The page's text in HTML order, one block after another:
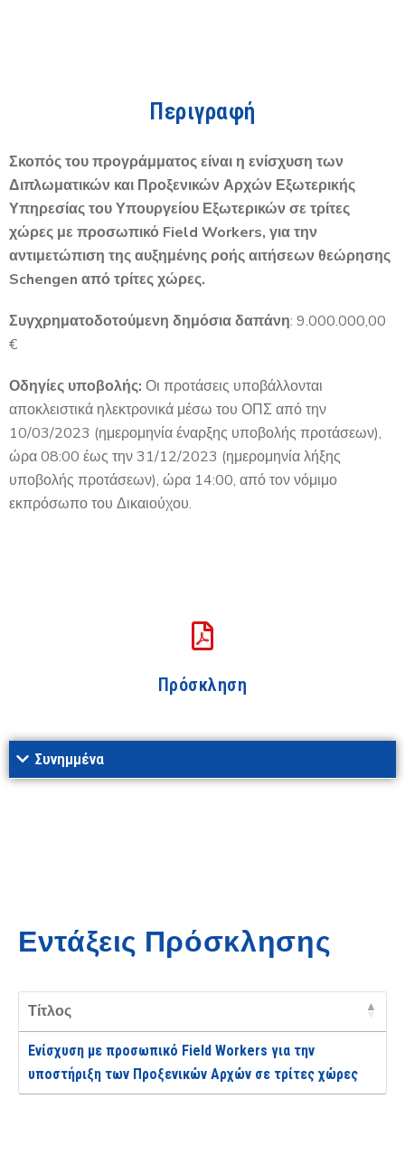
Περιγραφή
Σκοπός του προγράμματος είναι η ενίσχυση των
Διπλωματικών και Προξενικών Αρχών Εξωτερικής
Υπηρεσίας του Υπουργείου Εξωτερικών σε τρίτες
χώρες με προσωπικό Field Workers, για την
αντιμετώπιση της αυξημένης ροής αιτήσεων θεώρησης
Schengen από τρίτες χώρες.
Συγχρηματοδοτούμενη δημόσια δαπάνη: 9.000.000,00
€
Οδηγίες υποβολής: Οι προτάσεις υποβάλλονται
αποκλειστικά ηλεκτρονικά μέσω του ΟΠΣ από την
10/03/2023 (ημερομηνία έναρξης υποβολής προτάσεων),
ώρα 08:00 έως την 31/12/2023 (ημερομηνία λήξης
υποβολής προτάσεων), ώρα 14:00, από τον νόμιμο
εκπρόσωπο του Δικαιούχου.
Πρόσκληση
Συνημμένα
Εντάξεις Πρόσκλησης
Τίτλος
Ενίσχυση με προσωπικό Field Workers για την
υποστήριξη των Προξενικών Αρχών σε τρίτες χώρες